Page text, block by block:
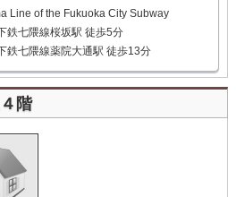
Line of the Fukuoka City Subway
鉄七隈線桜坂駅 徒歩5分
鉄七隈線薬院大通駅 徒歩13分
階